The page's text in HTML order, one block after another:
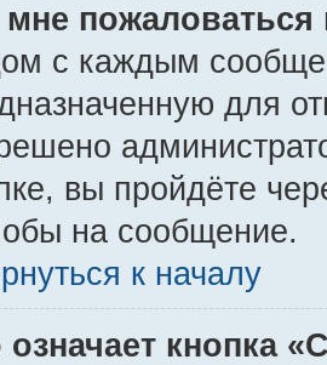
мне
с каждым
для
вы пройдёте
на сообщение.
к началу
означает кнопка